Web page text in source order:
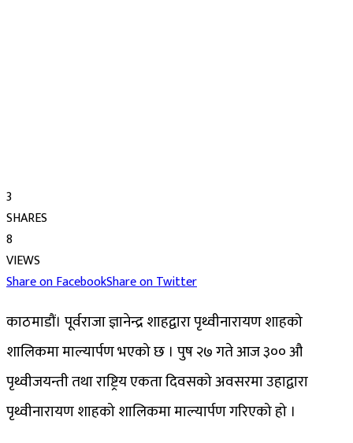
3
SHARES
8
VIEWS
Share on FacebookShare on Twitter
काठमाडौं। पूर्वराजा ज्ञानेन्द्र शाहद्वारा पृथ्वीनारायण शाहको
शालिकमा माल्यार्पण भएको छ । पुष २७ गते आज ३०० औ
पृथ्वीजयन्ती तथा राष्ट्रिय एकता दिवसको अवसरमा उहाद्वारा
पृथ्वीनारायण शाहको शालिकमा माल्यार्पण गरिएको हो ।